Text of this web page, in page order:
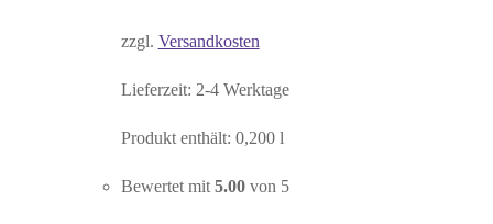
zzgl. Versandkosten
Lieferzeit: 2-4 Werktage
Produkt enthält: 0,200 l
Bewertet mit5.00von 5